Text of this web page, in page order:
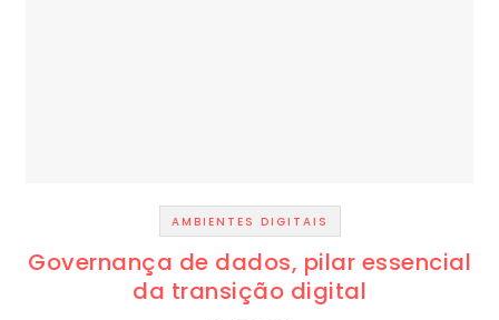
AMBIENTES DIGITAIS
Governança de dados, pilar essencial
da transição digital